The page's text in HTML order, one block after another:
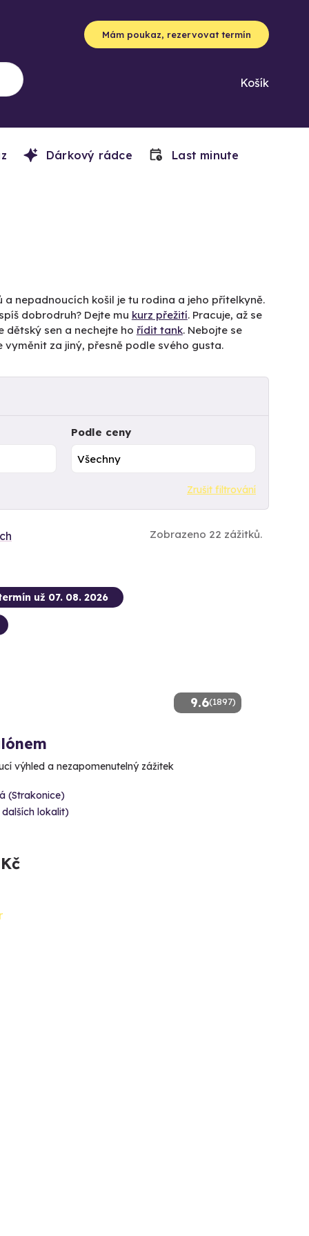
Mám poukaz, rezervovat termín
Košík
Dárkový rádce Last minute
nepadnoucích košil je tu rodina a jeho přítelkyně.
dobrodruh? Dejte mu kurz přežití. Pracuje, až se
dětský sen a nechejte ho řídit tank. Nebojte se
vyměnit za jiný, přesně podle svého gusta.
Podle ceny
Zrušit filtrování
Zobrazeno 22 zážitků.
9.6(1897)
už 07. 08. 2026
výhled a nezapomenutelný zážitek
(Strakonice)
lokalit)